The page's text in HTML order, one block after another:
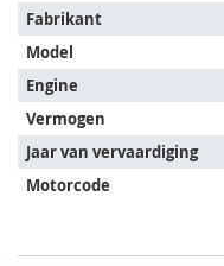
Het
artikel
past
op
de
volgende
voertuigen:
Fabrikant
Model
Engine
Vermogen
Jaar van vervaardiging
Motorcode